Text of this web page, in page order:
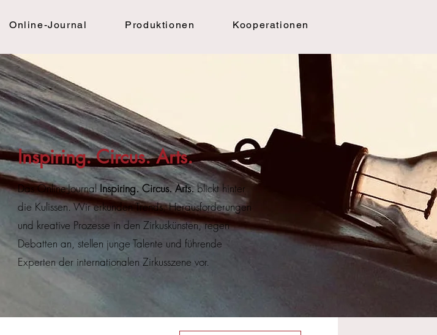
Online-Journal Produktionen Kooperationen
Inspiring. Circus. Arts.
Das Online-Journal Inspiring. Circus. Arts.blickt hinter
die Kulissen. Wir erkunden Trends, Herausforderungen
und kreative Prozesse in den Zirkuskünsten, regen
Debatten an, stellen junge Talente und führende
Experten der internationalen Zirkusszene vor.